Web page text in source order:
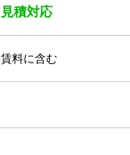
見積対応
賃料に含む